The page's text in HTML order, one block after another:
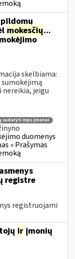
mokesčių...
skelbiama:
sumokėjimą
jeigu
sudaryti mps įmonei
duomenys
» Prašymas
registre
registruojami
ir įmonių